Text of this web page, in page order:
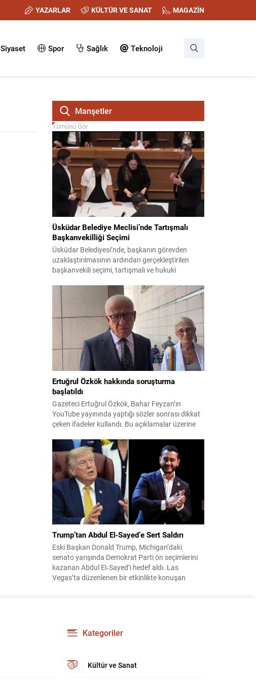
YAZARLAR KÜLTÜR VE SANAT MAGAZİN
Siyaset Spor Sağlık Teknoloji
Manşetler
Tümünü Gör
Üsküdar Belediye Meclisi’nde Tartışmalı
Başkanvekilliği Seçimi
Üsküdar Belediyesi’nde, başkanın görevden
uzaklaştırılmasının ardından gerçekleştirilen
başkanvekili seçimi, tartışmalı ve hukuki
geldi. Yapılan oylamada usul ve gizlilikle ilgili
ciddi iddialar ortaya atıldı; bazı oyların geçersiz
sayılması ve meclis içindeki yönlendirmeler
kamuoyunda tepkilere yol açtı. Seçim sürecinde
yaşanan gelişmeler, parti grupları arasındaki
gerilimi artırdı. CHP’nin...
Ertuğrul Özkök hakkında soruşturma
başlatıldı
Gazeteci Ertuğrul Özkök, Bahar Feyzan’ın
YouTube yayınında yaptığı sözler sonrası dikkat
çeken ifadeler kullandı. Bu açıklamalar üzerine
Özkök hakkında ‘Cumhurbaşkanına hakaret’
suçundan re’sen soruşturma başlatıldı. Özkök,
hakkındaki soruşturma kapsamında
Çağlayan’daki İstanbul Adalet Sarayı’na giderek
savcılığa ifade verdi. İfadesinin ardından
adliyeden ayrıldığı bildirildi. Programdaki sözleri
ve savunması...
Trump’tan Abdul El‑Sayed’e Sert Saldırı
Eski Başkan Donald Trump, Michigan’daki
senato yarışında Demokrat Parti ön seçimlerini
kazanan Abdul El‑Sayed’i hedef aldı. Las
Vegas’ta düzenlenen bir etkinlikte konuşan
nefret ettiğini” öne sürerek, bu...
Kategoriler
Kültür ve Sanat